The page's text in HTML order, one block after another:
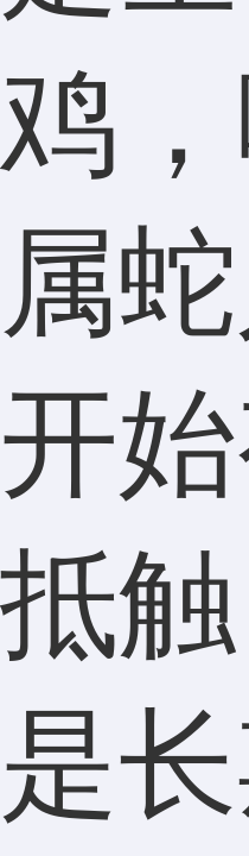
鸡
属
开
抵
是